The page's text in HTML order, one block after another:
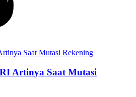
Artinya Saat Mutasi